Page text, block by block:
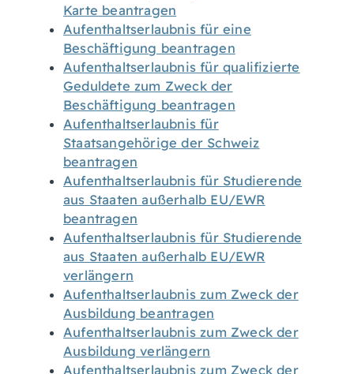
Karte beantragen
Aufenthaltserlaubnis für eine
Beschäftigung beantragen
Aufenthaltserlaubnis für qualifizierte
Geduldete zum Zweck der
Beschäftigung beantragen
Aufenthaltserlaubnis für
Staatsangehörige der Schweiz
beantragen
Aufenthaltserlaubnis für Studierende
aus Staaten außerhalb EU/EWR
beantragen
Aufenthaltserlaubnis für Studierende
aus Staaten außerhalb EU/EWR
verlängern
Aufenthaltserlaubnis zum Zweck der
Ausbildung beantragen
Aufenthaltserlaubnis zum Zweck der
Ausbildung verlängern
Aufenthaltserlaubnis zum Zweck der